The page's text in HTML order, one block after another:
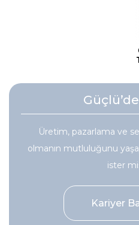
Üretim, pazarlama ve
olmanın mutluluğunu
ister
Kariyer